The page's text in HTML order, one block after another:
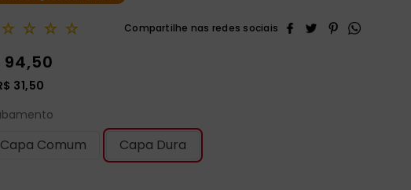
☆ ☆ ☆ ☆
94,50
31,50
Capa Comum Capa Dura